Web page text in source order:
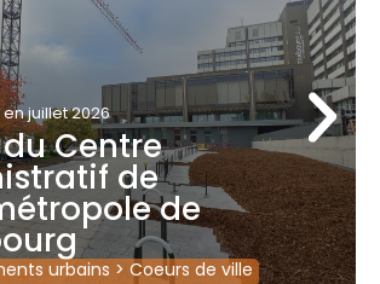
en juillet 2026
Centre
de
de
urbains > Coeurs de ville